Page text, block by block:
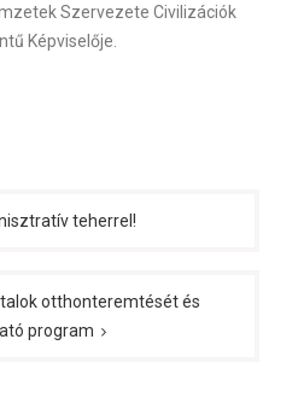
Szervezete Civilizációk
Képviselője.
teherrel!
otthonteremtését és
program